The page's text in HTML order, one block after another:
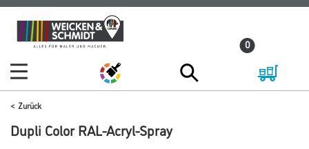
Zum
Inhalt
Zum
Navigationsmenü
0
Zurück
Dupli Color RAL-Acryl-Spray